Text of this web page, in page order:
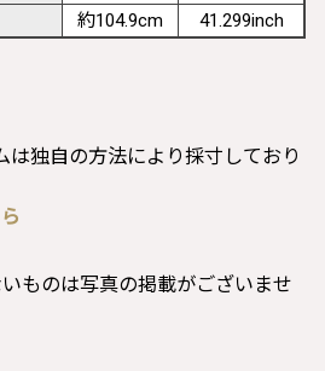
約104.9cm 41.299inch
独自の方法により採寸しており
ものは写真の掲載がございませ